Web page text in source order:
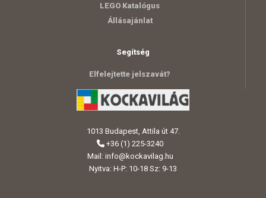
LEGO Katalógus
Állásajánlat
Segítség
Elfelejtette jelszavát?
1013 Budapest, Attila út 47.
+36 (1) 225-3240
Mail: info@kockavilag.hu
Nyitva: H-P: 10-18 Sz: 9-13